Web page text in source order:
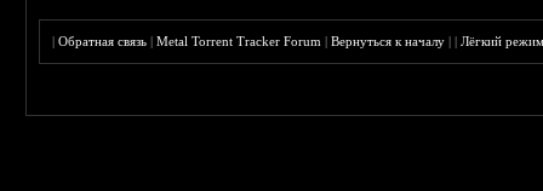
|Обратная связь |Metal Torrent Tracker Forum |Вернуться к началу ||Лёгкий